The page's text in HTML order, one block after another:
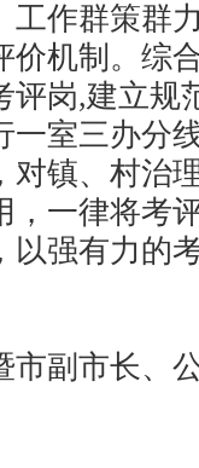
工作群策群
机制。综
评岗,建立规
一室三办分
对镇、村治
，一律将考
以强有力的
副市长、